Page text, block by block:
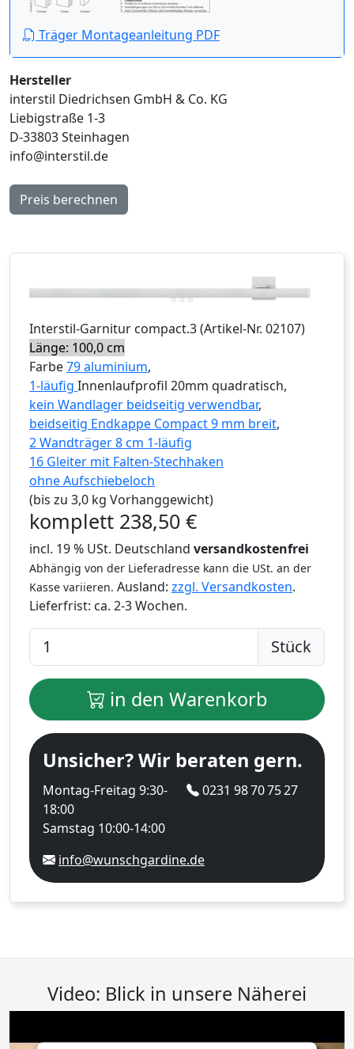
Träger Montageanleitung PDF
Hersteller
interstil Diedrichsen GmbH & Co. KG
Liebigstraße 1-3
D-33803 Steinhagen
info@interstil.de
Preis berechnen
Interstil-Garnitur compact.3(Artikel-Nr. 02107)
Länge: 100,0 cm
Farbe79 aluminium,
1-läufig Innenlaufprofil 20mm quadratisch,
kein Wandlager beidseitig verwendbar,
beidseitig Endkappe Compact 9 mm breit,
2 Wandträger 8 cm 1-läufig
16 Gleiter mit Falten-Stechhaken
ohne Aufschiebeloch
(bis zu 3,0 kg Vorhanggewicht)
komplett 238,50 €
incl. 19 % USt. Deutschland versandkostenfrei
Abhängig von der Lieferadresse kann die USt. an der
Kasse variieren. Ausland: zzgl. Versandkosten.
Lieferfrist: ca. 2-3 Wochen.
Stück
in den Warenkorb
Unsicher? Wir beraten gern.
Montag-Freitag 9:30-
18:00
Samstag 10:00-14:00
0231 98 70 75 27
info@wunschgardine.de
Video: Blick in unsere Näherei